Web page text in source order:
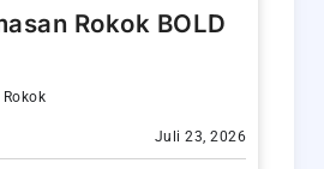
Rokok BOLD
Juli 23, 2026